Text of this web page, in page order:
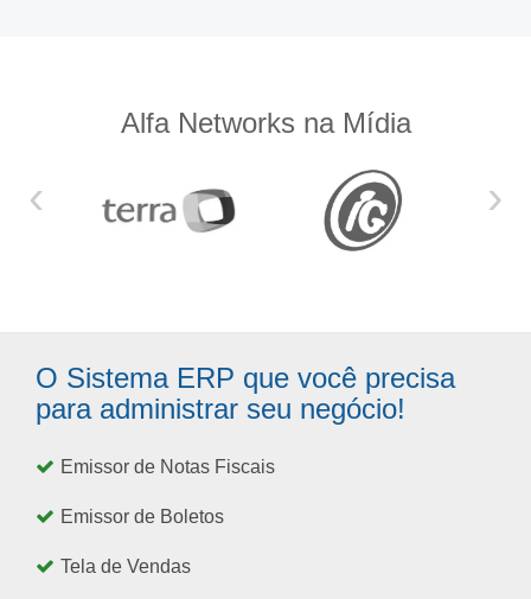
Alfa Networks na Mídia
‹ ›
O Sistema ERP que você precisa
para administrar seu negócio!
Emissor de Notas Fiscais
Emissor de Boletos
Tela de Vendas